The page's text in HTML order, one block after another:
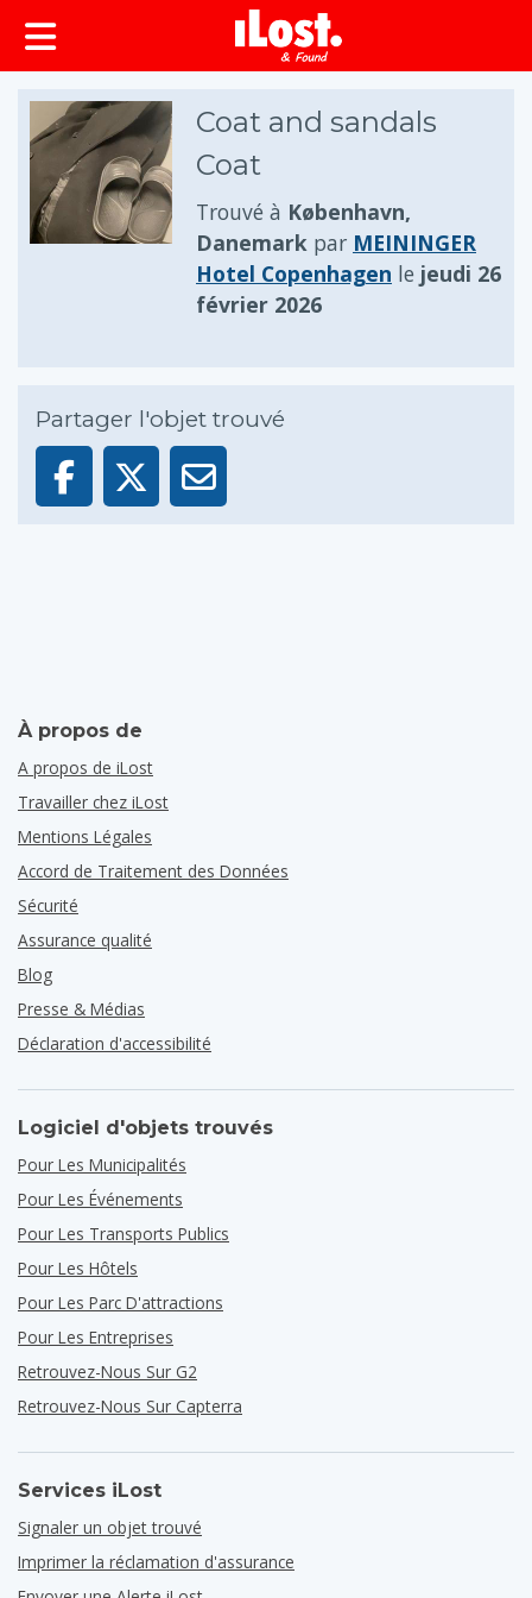
principal
Coat and sandals
Coat
Trouvé à København,
Danemark par MEININGER
Hotel Copenhagen le jeudi 26
février 2026
Partager l'objet trouvé
À propos de
A propos de iLost
Travailler chez iLost
Mentions Légales
Accord de Traitement des Données
Sécurité
Assurance qualité
Blog
Presse & Médias
Déclaration d'accessibilité
Logiciel d'objets trouvés
Pour Les Municipalités
Pour Les Événements
Pour Les Transports Publics
Pour Les Hôtels
Pour Les Parc D'attractions
Pour Les Entreprises
Retrouvez-Nous Sur G2
Retrouvez-Nous Sur Capterra
Services iLost
Signaler un objet trouvé
Imprimer la réclamation d'assurance